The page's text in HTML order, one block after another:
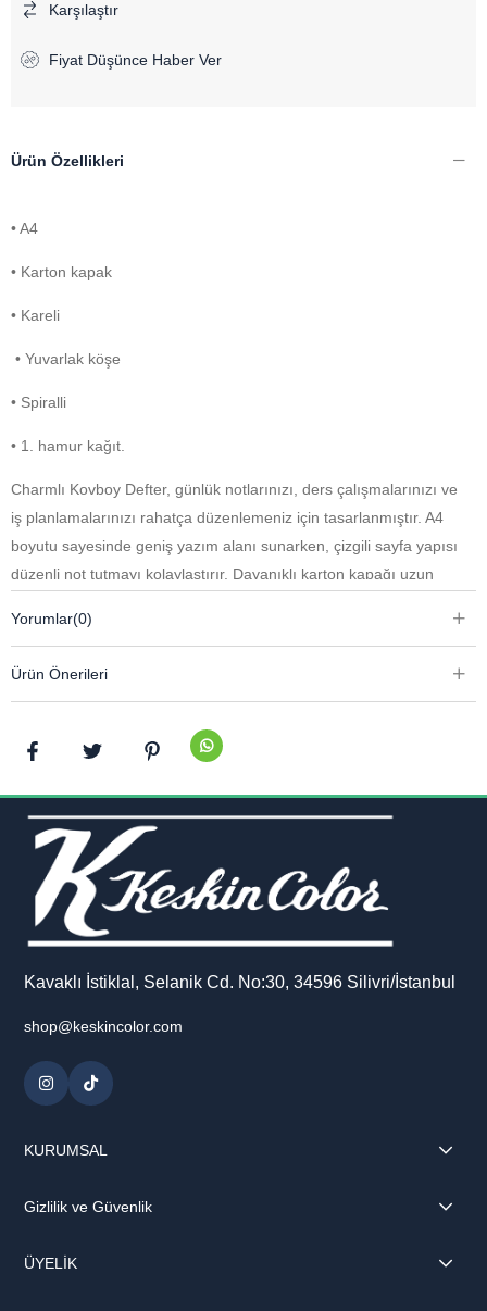
Karşılaştır
Fiyat Düşünce Haber Ver
Ürün Özellikleri
• A4
• Karton kapak
• Kareli
• Yuvarlak köşe
• Spiralli
• 1. hamur kağıt.
Charmlı Kovboy Defter, günlük notlarınızı, ders çalışmalarınızı ve
iş planlamalarınızı rahatça düzenlemeniz için tasarlanmıştır. A4
boyutu sayesinde geniş yazım alanı sunarken, çizgili sayfa yapısı
düzenli not tutmayı kolaylaştırır. Dayanıklı karton kapağı uzun
çevirmenize yardımcı olur. Yuvarlak köşe detayı modern ve şık bir
Yorumlar(0)
Ürün Önerileri
Kavaklı İstiklal, Selanik Cd. No:30, 34596 Silivri/İstanbul
shop@keskincolor.com
KURUMSAL
Gizlilik ve Güvenlik
ÜYELİK